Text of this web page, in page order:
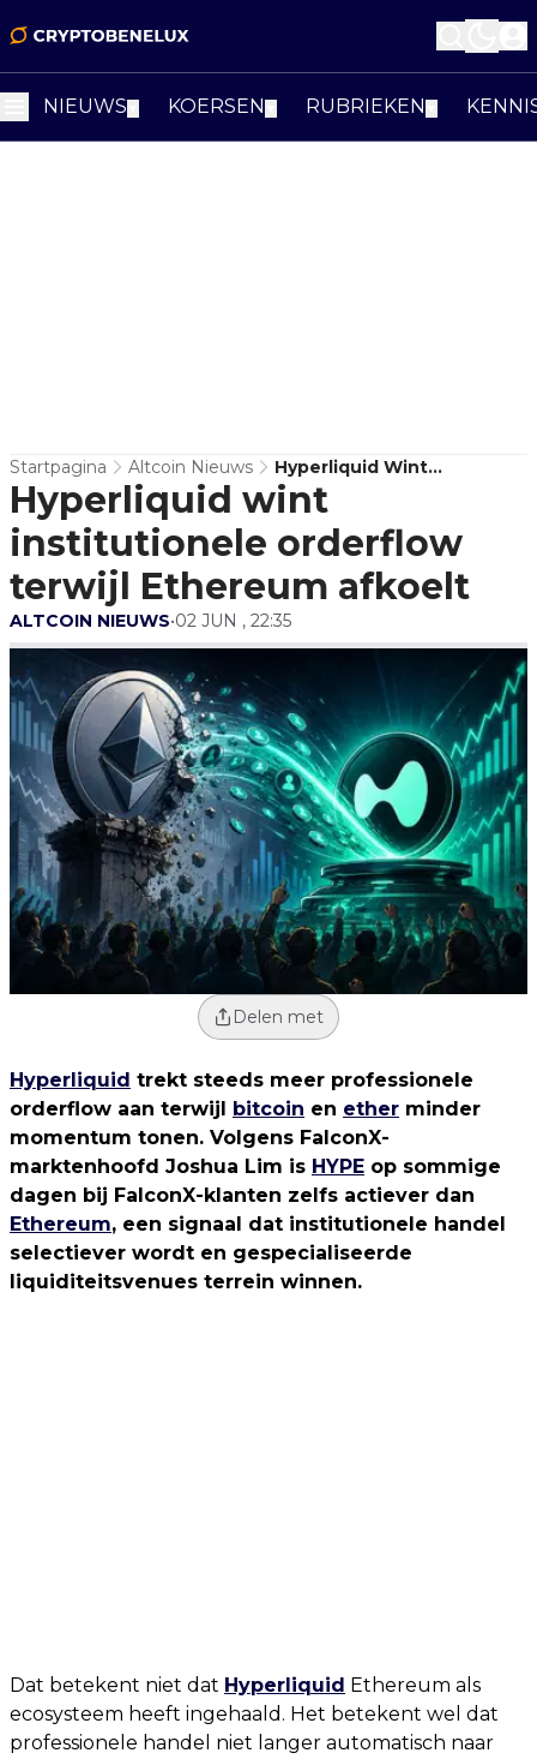
NIEUWS KOERSEN RUBRIEKEN
Startpagina Altcoin Nieuws
Hyperliquid Wint
Institutionele Orderflow
Terwijl Ethereum Afkoelt
Hyperliquid wint
institutionele orderflow
terwijl Ethereum afkoelt
ALTCOIN NIEUWS•02 JUN , 22:35
Delen met
Hyperliquid trekt steeds meer professionele
orderflow aan terwijl bitcoin en ether minder
momentum tonen. Volgens FalconX-
marktenhoofd Joshua Lim is HYPE op sommige
dagen bij FalconX-klanten zelfs actiever dan
Ethereum, een signaal dat institutionele handel
selectiever wordt en gespecialiseerde
liquiditeitsvenues terrein winnen.
Dat betekent niet dat Hyperliquid Ethereum als
ecosysteem heeft ingehaald. Het betekent wel dat
professionele handel niet langer automatisch naar